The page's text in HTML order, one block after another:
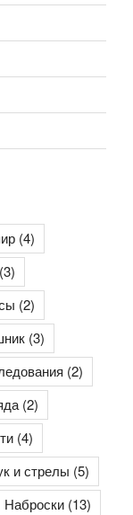
(4)
(2)
(3)
(2)
(2)
(4)
и стрелы (5)
Наброски (13)